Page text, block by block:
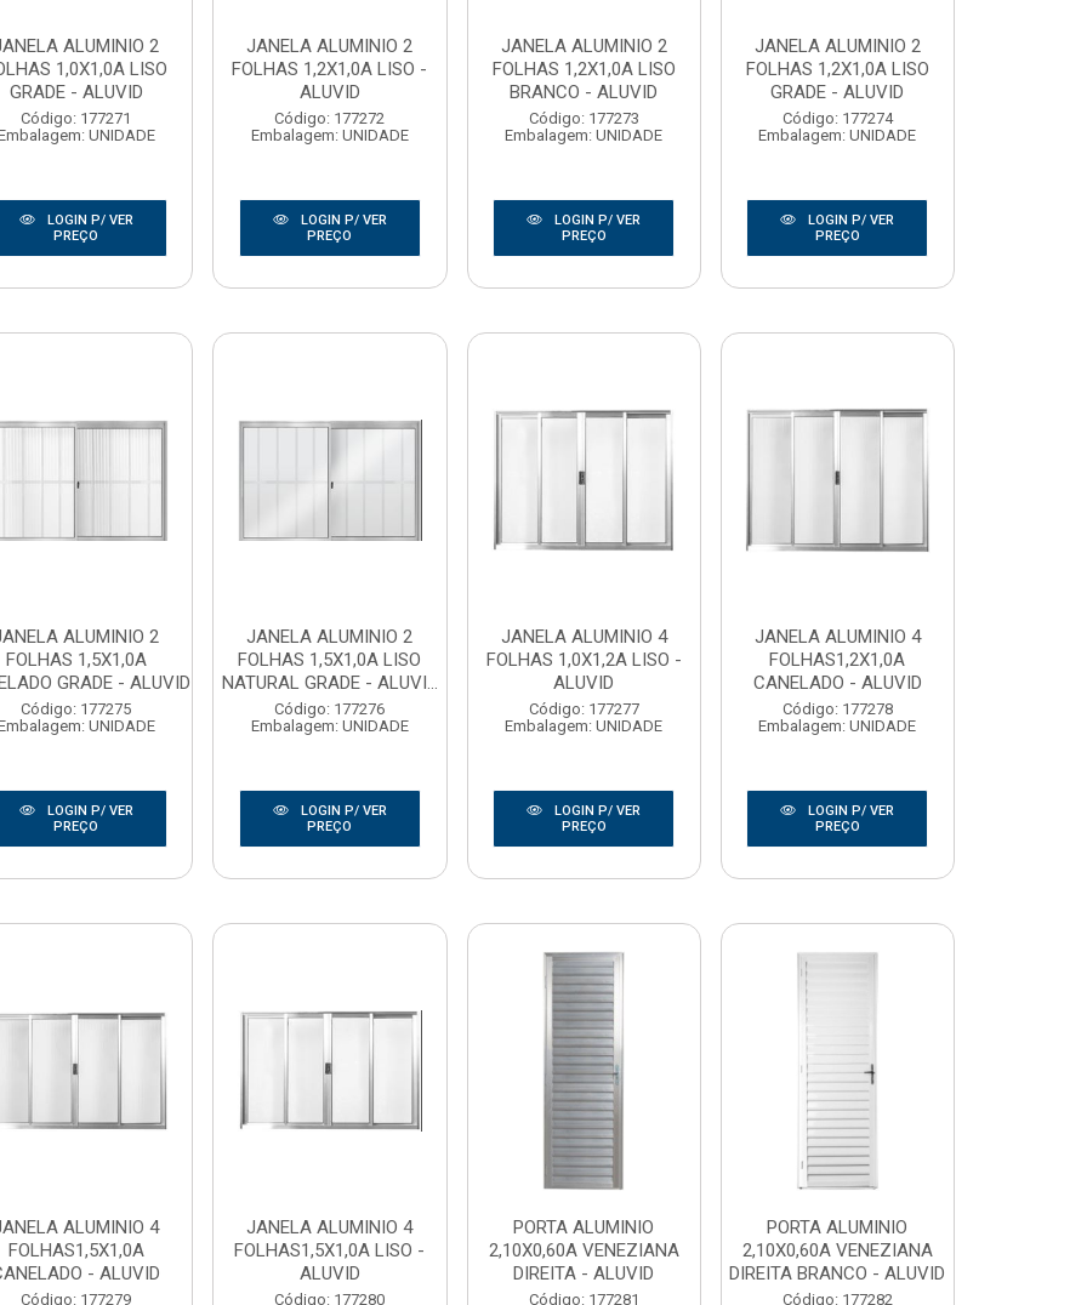
ALUMINIO 2
1,0X1,0A LISO
GRADE - ALUVID
Código: 177271
UNIDADE
LOGIN P/ VER
PREÇO
JANELA ALUMINIO 2
FOLHAS 1,2X1,0A LISO -
ALUVID
Código: 177272
Embalagem: UNIDADE
LOGIN P/ VER
PREÇO
JANELA ALUMINIO 2
FOLHAS 1,2X1,0A LISO
BRANCO - ALUVID
Código: 177273
Embalagem: UNIDADE
LOGIN P/ VER
PREÇO
JANELA ALUMINIO 2
FOLHAS 1,2X1,0A LISO
GRADE - ALUVID
Código: 177274
Embalagem: UNIDADE
LOGIN P/ VER
PREÇO
ALUMINIO 2
FOLHAS 1,5X1,0A
GRADE - ALUVID
Código: 177275
UNIDADE
LOGIN P/ VER
PREÇO
JANELA ALUMINIO 2
FOLHAS 1,5X1,0A LISO
NATURAL GRADE - ALUVI...
Código: 177276
Embalagem: UNIDADE
LOGIN P/ VER
PREÇO
JANELA ALUMINIO 4
FOLHAS 1,0X1,2A LISO -
ALUVID
Código: 177277
Embalagem: UNIDADE
LOGIN P/ VER
PREÇO
JANELA ALUMINIO 4
FOLHAS1,2X1,0A
CANELADO - ALUVID
Código: 177278
Embalagem: UNIDADE
LOGIN P/ VER
PREÇO
ALUMINIO 4
FOLHAS1,5X1,0A
- ALUVID
Código: 177279
JANELA ALUMINIO 4
FOLHAS1,5X1,0A LISO -
ALUVID
Código: 177280
PORTA ALUMINIO
2,10X0,60A VENEZIANA
DIREITA - ALUVID
Código: 177281
PORTA ALUMINIO
2,10X0,60A VENEZIANA
DIREITA BRANCO - ALUVID
Código: 177282